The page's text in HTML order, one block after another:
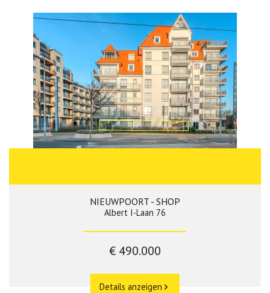
NIEUWPOORT - SHOP
Albert I-Laan 76
€ 490.000
Details anzeigen